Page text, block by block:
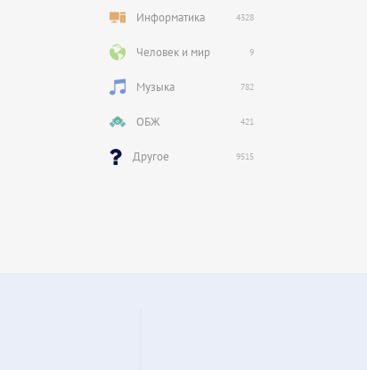
Информатика 4328
Человек и мир 9
Музыка 782
ОБЖ 421
Другое 9515